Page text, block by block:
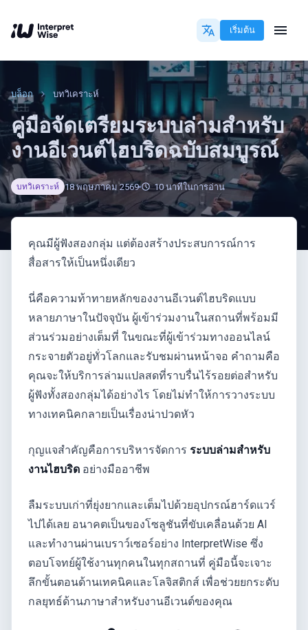
เริ่มต้น
บล็อก บทวิเคราะห์
คู่มือจัดเตรียมระบบล่ามสำหรับ
งานอีเวนต์ไฮบริดฉบับสมบูรณ์
บทวิเคราะห์ 18 พฤษภาคม 2569 10 นาทีในการอ่าน
คุณมีผู้ฟังสองกลุ่ม แต่ต้องสร้างประสบการณ์การ
สื่อสารให้เป็นหนึ่งเดียว
นี่คือความท้าทายหลักของงานอีเวนต์ไฮบริดแบบ
หลายภาษาในปัจจุบัน ผู้เข้าร่วมงานในสถานที่พร้อมมี
ส่วนร่วมอย่างเต็มที่ ในขณะที่ผู้เข้าร่วมทางออนไลน์
กระจายตัวอยู่ทั่วโลกและรับชมผ่านหน้าจอ คำถามคือ
คุณจะให้บริการล่ามแปลสดที่ราบรื่นไร้รอยต่อสำหรับ
ผู้ฟังทั้งสองกลุ่มได้อย่างไร โดยไม่ทำให้การวางระบบ
ทางเทคนิคกลายเป็นเรื่องน่าปวดหัว
กุญแจสำคัญคือการบริหารจัดการ ระบบล่ามสำหรับ
งานไฮบริด อย่างมืออาชีพ
ลืมระบบเก่าที่ยุ่งยากและเต็มไปด้วยอุปกรณ์ฮาร์ดแวร์
ไปได้เลย อนาคตเป็นของโซลูชันที่ขับเคลื่อนด้วย AI
และทำงานผ่านเบราว์เซอร์อย่าง InterpretWise ซึ่ง
ตอบโจทย์ผู้ใช้งานทุกคนในทุกสถานที่ คู่มือนี้จะเจาะ
ลึกขั้นตอนด้านเทคนิคและโลจิสติกส์ เพื่อช่วยยกระดับ
กลยุทธ์ด้านภาษาสำหรับงานอีเวนต์ของคุณ